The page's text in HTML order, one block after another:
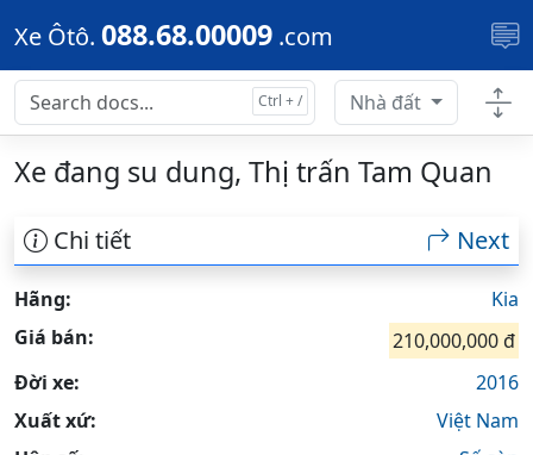
Skip to main content
Xe Ôtô. 088.68.00009 .com
Nhà đất
Xe đang su dung, Thị trấn Tam Quan
Chi tiết Next
Hãng:
Kia
Giá bán:
210,000,000 đ
Đời xe:
2016
Xuất xứ:
Việt Nam